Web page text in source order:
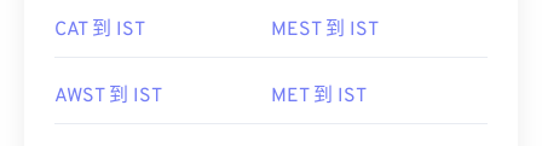
CAT 到 IST MEST 到 IST
AWST 到 IST MET 到 IST